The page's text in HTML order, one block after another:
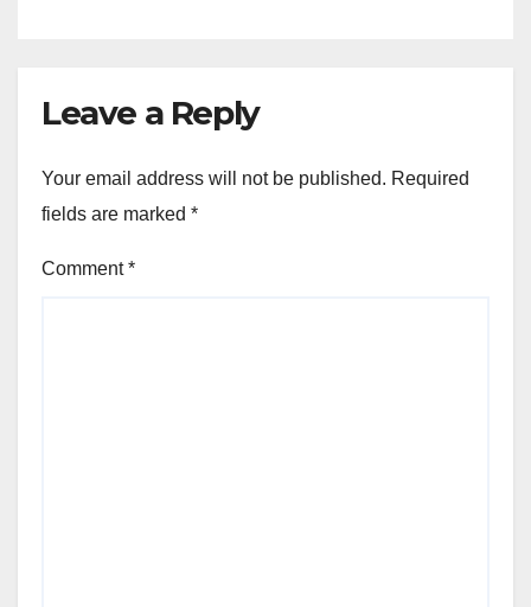
Leave a Reply
Your email address will not be published. Required
fields are marked *
Comment*